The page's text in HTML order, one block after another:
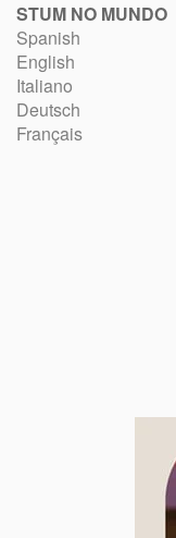
STUM NO MUNDO
Spanish
English
Italiano
Deutsch
Français